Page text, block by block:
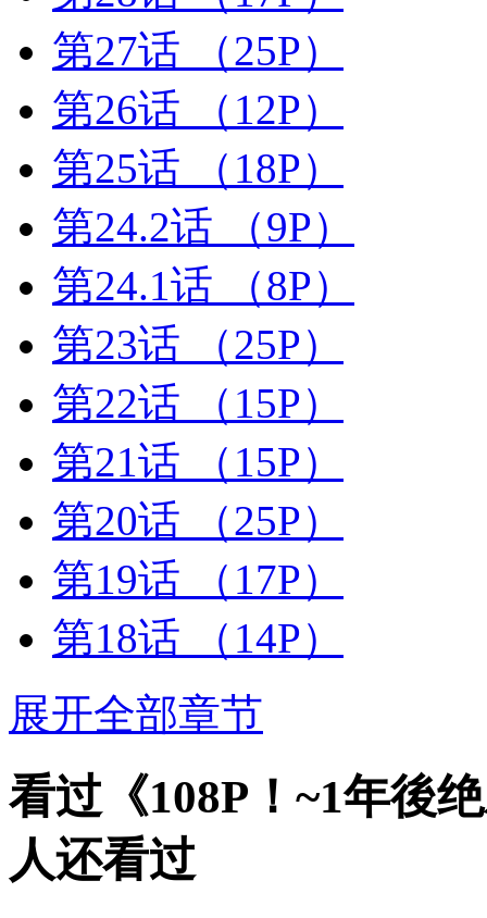
第27话
（25P）
第26话
（12P）
第25话
（18P）
第24.2话
（9P）
第24.1话
（8P）
第23话
（25P）
第22话
（15P）
第21话
（15P）
第20话
（25P）
第19话
（17P）
第18话
（14P）
展开全部章节
看过《108P！~1年後
人还看过